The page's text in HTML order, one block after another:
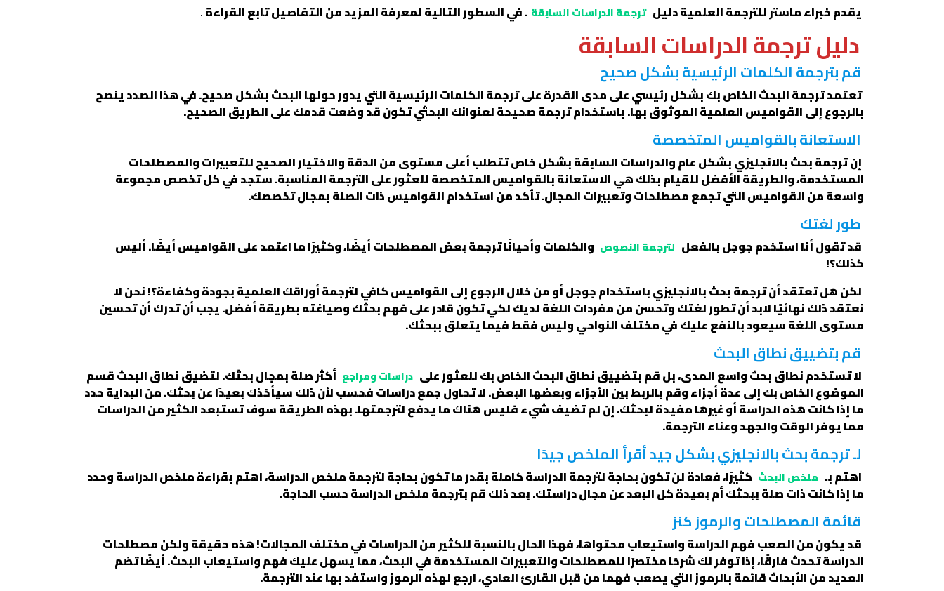
يقدم خبراء ماستر للترجمة العلمية دليل ترجمة الدراسات السابقة . في السطور التالية لمعرفة المزيد من التفاصيل تابع القراءة.
دليل ترجمة الدراسات السابقة
قم بترجمة الكلمات الرئيسية بشكل صحيح
تعتمد ترجمة البحث الخاص بك بشكل رئيسي على مدى القدرة على ترجمة الكلمات الرئيسية التي يدور حولها البحث بشكل صحيح. في هذا الصدد ينصح
بالرجوع إلى القواميس العلمية الموثوق بها. باستخدام ترجمة صحيحة لعنوانك البحثي تكون قد وضعت قدمك على الطريق الصحيح.
الاستعانة بالقواميس المتخصصة
إن ترجمة بحث بالانجليزي بشكل عام والدراسات السابقة بشكل خاص تتطلب أعلى مستوى من الدقة والاختيار الصحيح للتعبيرات والمصطلحات
المستخدمة، والطريقة الأفضل للقيام بذلك هي الاستعانة بالقواميس المتخصصة للعثور على الترجمة المناسبة. ستجد في كل تخصص مجموعة
واسعة من القواميس التي تجمع مصطلحات وتعبيرات المجال. تأكد من استخدام القواميس ذات الصلة بمجال تخصصك.
طور لغتك
قد تقول أنا استخدم جوجل بالفعل لترجمة النصوص والكلمات وأحيانًا ترجمة بعض المصطلحات أيضًا، وكثيرًا ما اعتمد على القواميس أيضًا. أليس
كذلك؟!
لكن هل تعتقد أن ترجمة بحث بالانجليزي باستخدام جوجل أو من خلال الرجوع إلى القواميس كافي لترجمة أوراقك العلمية بجودة وكفاءة؟! نحن لا
نعتقد ذلك نهائيًا لابد أن تطور لغتك وتحسن من مفردات اللغة لديك لكي تكون قادر على فهم بحثك وصياغته بطريقة أفضل. يجب أن تدرك أن تحسين
مستوى اللغة سيعود بالنفع عليك في مختلف النواحي وليس فقط فيما يتعلق ببحثك.
قم بتضييق نطاق البحث
لا تستخدم نطاق بحث واسع المدى، بل قم بتضييق نطاق البحث الخاص بك للعثور على دراسات ومراجع أكثر صلة بمجال بحثك. لتضيق نطاق البحث قسم
الموضوع الخاص بك إلى عدة أجزاء وقم بالربط بين الأجزاء وبعضها البعض. لا تحاول جمع دراسات فحسب لأن ذلك سيأخذك بعيدًا عن بحثك. من البداية حدد
ما إذا كانت هذه الدراسة أو غيرها مفيدة لبحثك، إن لم تضيف شيء فليس هناك ما يدفع لترجمتها. بهذه الطريقة سوف تستبعد الكثير من الدراسات
مما يوفر الوقت والجهد وعناء الترجمة.
لـ ترجمة بحث بالانجليزي بشكل جيد أقرأ الملخص جيدًا
اهتم بـ ملخص البحث كثيرًا، فعادة لن تكون بحاجة لترجمة الدراسة كاملة بقدر ما تكون بحاجة لترجمة ملخص الدراسة، اهتم بقراءة ملخص الدراسة وحدد
ما إذا كانت ذات صلة ببحثك أم بعيدة كل البعد عن مجال دراستك. بعد ذلك قم بترجمة ملخص الدراسة حسب الحاجة.
قائمة المصطلحات والرموز كنز
قد يكون من الصعب فهم الدراسة واستيعاب محتواها، فهذا الحال بالنسبة للكثير من الدراسات في مختلف المجالات! هذه حقيقة ولكن مصطلحات
الدراسة تحدث فارقًا، إذا توفر لك شرحًا مختصرًا للمصطلحات والتعبيرات المستخدمة في البحث، مما يسهل عليك فهم واستيعاب البحث. أيضًا تضم
العديد من الأبحاث قائمة بالرموز التي يصعب فهما من قبل القارئ العادي، ارجع لهذه الرموز واستفد بها عند الترجمة.